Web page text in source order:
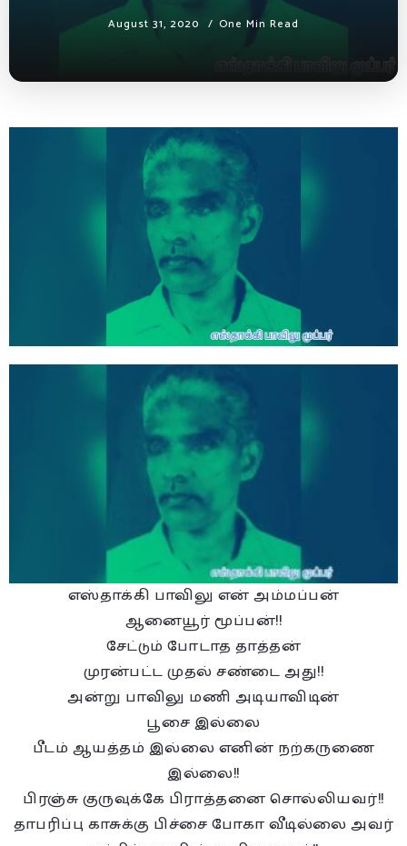
August 31, 2020 One Min Read
எஸ்தாக்கி பாவிலு என் அம்மப்பன்
ஆனையூர் மூப்பன்!!
சேட்டும் போடாத தாத்தன்
முரன்பட்ட முதல் சண்டை அது!!
அன்று பாவிலு மணி அடியாவிடின்
பூசை இல்லை
பீடம் ஆயத்தம் இல்லை எனின் நற்கருணை
இல்லை!!
பிரஞ்சு குருவுக்கே பிராத்தனை சொல்லியவர்!!
தாபரிப்பு காசுக்கு பிச்சை போகா வீடில்லை அவர்